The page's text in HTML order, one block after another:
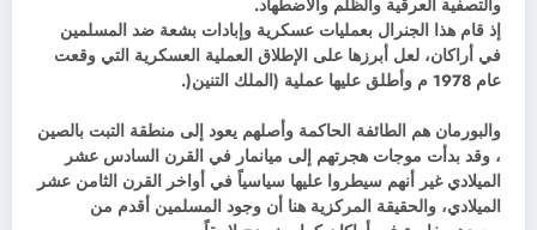
والتصفية العرقية والظلم والاضطهاد.
إذ قام هذا الجنرال بعمليات عسكرية وإبادات بشعة ضد المسلمين
في أراكان، لعل أبرزها على الإطلاق العملية العسكرية التي وقعت
عام 1978 م وأطلق عليها عملية (الملك التنين(.
والبورمان هم الطائفة الحاكمة وأصلهم يعود إلى منطقة التبت بالصين
، وقد بدأت موجات هجرتهم إلى ميانمار في القرن السادس عشر
الميلادي غير أنهم سيطروا عليها سياسياً في أواخر القرن الثامن عشر
الميلادي، والحقيقة المركزية هنا أن وجود المسلمين أقدم من